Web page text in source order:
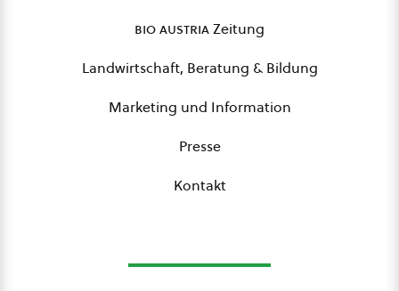
bio austriaZeitung
Landwirtschaft, Beratung & Bildung
Marketing und Information
Presse
Kontakt